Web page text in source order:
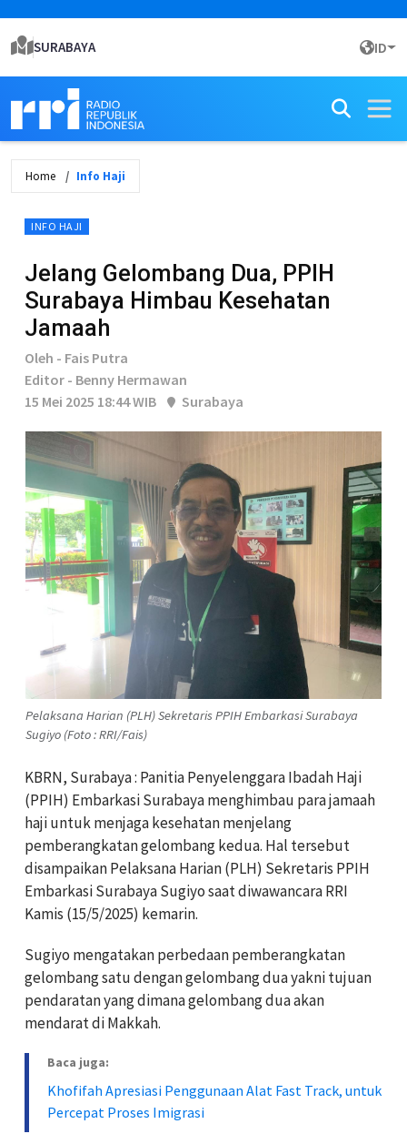
SURABAYA ID
Home Info Haji
INFO HAJI
Jelang Gelombang Dua, PPIH
Surabaya Himbau Kesehatan
Jamaah
Oleh - Fais Putra
Editor - Benny Hermawan
15 Mei 2025 18:44 WIB
Surabaya
Pelaksana Harian (PLH) Sekretaris PPIH Embarkasi Surabaya
Sugiyo (Foto : RRI/Fais)
KBRN, Surabaya : Panitia Penyelenggara Ibadah Haji
(PPIH) Embarkasi Surabaya menghimbau para jamaah
haji untuk menjaga kesehatan menjelang
pemberangkatan gelombang kedua. Hal tersebut
disampaikan Pelaksana Harian (PLH) Sekretaris PPIH
Embarkasi Surabaya Sugiyo saat diwawancara RRI
Kamis (15/5/2025) kemarin.
Sugiyo mengatakan perbedaan pemberangkatan
gelombang satu dengan gelombang dua yakni tujuan
pendaratan yang dimana gelombang dua akan
mendarat di Makkah.
Baca juga:
Khofifah Apresiasi Penggunaan Alat Fast Track, untuk
Percepat Proses Imigrasi